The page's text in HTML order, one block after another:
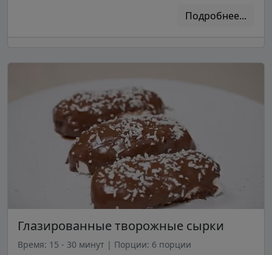
Подробнее...
Глазированные творожные сырки
Время: 15 - 30 минут | Порции: 6 порции